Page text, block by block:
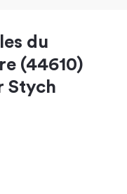
du
(44610)
Stych